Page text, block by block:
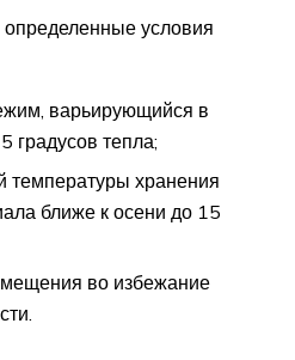
условия
варьирующийся в
градусов тепла;
температуры хранения
ближе к осени до 15
во избежание